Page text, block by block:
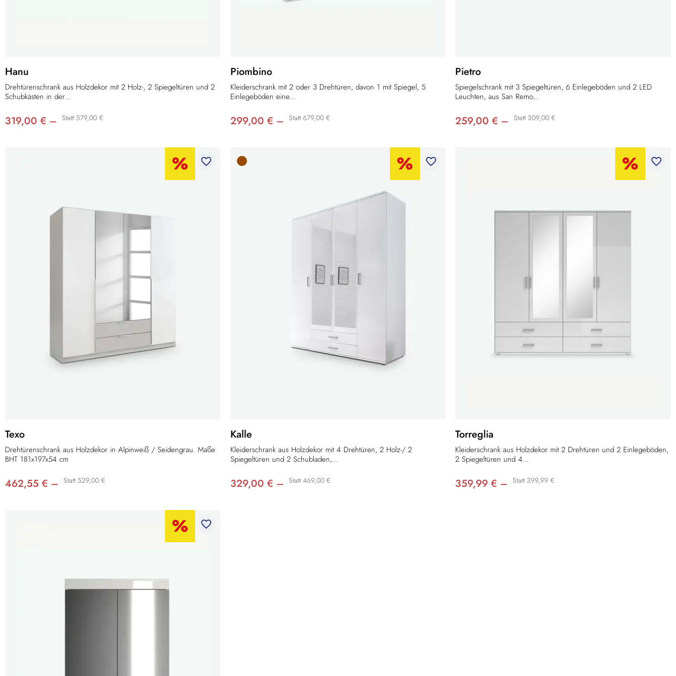
Hanu
Drehtürenschrank aus Holzdekor mit 2 Holz-, 2 Spiegeltüren und 2
Schubkästen in der...
319,00 € – Statt 579,00 €
Piombino
Kleiderschrank mit 2 oder 3 Drehtüren, davon 1 mit Spiegel, 5
Einlegeböden eine...
299,00 € – Statt 679,00 €
Pietro
Spiegelschrank mit 3 Spiegeltüren, 6 Einlegeböden und 2 LED
Leuchten, aus San Remo...
259,00 € – Statt 309,00 €
favorite_border
Texo
Drehtürenschrank aus Holzdekor in Alpinweiß / Seidengrau. Maße
BHT 181x197x54 cm
462,55 € – Statt 529,00 €
favorite_border
Kalle
Kleiderschrank aus Holzdekor mit 4 Drehtüren, 2 Holz-/ 2
Spiegeltüren und 2 Schubladen,...
329,00 € – Statt 469,00 €
favorite_border
Torreglia
Kleiderschrank aus Holzdekor mit 2 Drehtüren und 2 Einlegeböden,
2 Spiegeltüren und 4...
359,99 € – Statt 399,99 €
favorite_border